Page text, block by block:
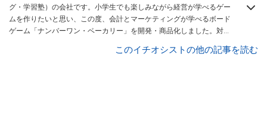
グ・学習塾）の会社です。小学生でも楽しみながら経営が学べるゲー
ムを作りたいと思い、この度、会計とマーケティングが学べるボード
ゲーム「ナンバーワン・ベーカリー」を開発・商品化しました。対象
このイチオシストの他の記事を読む